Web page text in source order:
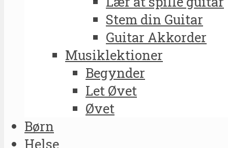
Stem din Guitar
Guitar Akkorder
Musiklektioner
Begynder
Let Øvet
Øvet
Børn
Helse